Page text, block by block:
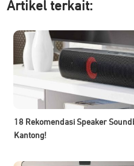
Artikel terkait:
18 Rekomendasi Speaker
Kantong!